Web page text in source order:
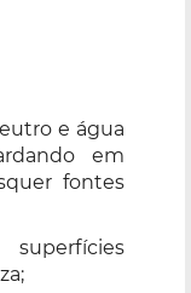
e água
em
fontes